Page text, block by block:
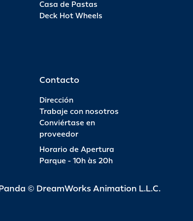
Casa de Pastas
Deck Hot Wheels
Contacto
Dirección
Trabaje con nosotros
Conviértase en
proveedor
Horario de Apertura
Parque - 10h às 20h
© DreamWorks Animation L.L.C.